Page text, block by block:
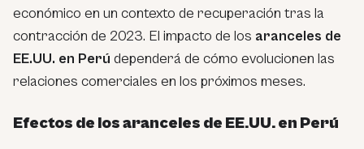
económico en un contexto de recuperación tras la
contracción de 2023. El impacto de los aranceles de
EE.UU. en Perú dependerá de cómo evolucionen las
relaciones comerciales en los próximos meses.
Efectos de los aranceles de EE.UU. en Perú